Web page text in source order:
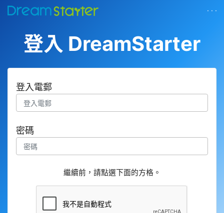
· · ·
登入 DreamStarter
登入電郵
密碼
繼續前，請點選下面的方格。